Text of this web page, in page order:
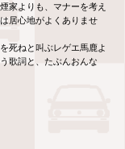
家よりも、マナーを考え
居心地がよくありませ
死ねと叫ぶレゲエ馬鹿よ
歌詞と、たぶんおんな